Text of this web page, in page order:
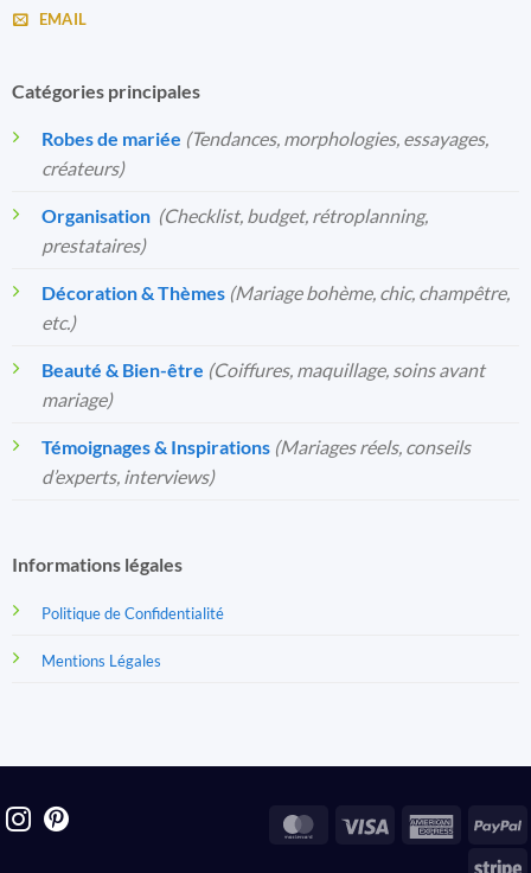
EMAIL
Catégories principales
Robes de mariée (Tendances, morphologies, essayages,
créateurs)
Organisation️ (Checklist, budget, rétroplanning,
prestataires)
Décoration & Thèmes (Mariage bohème, chic, champêtre,
etc.)
Beauté & Bien-être (Coiffures, maquillage, soins avant
mariage)
Témoignages & Inspirations (Mariages réels, conseils
d’experts, interviews)
Informations légales
Politique de Confidentialité
Mentions Légales
MasterCard
Visa
American